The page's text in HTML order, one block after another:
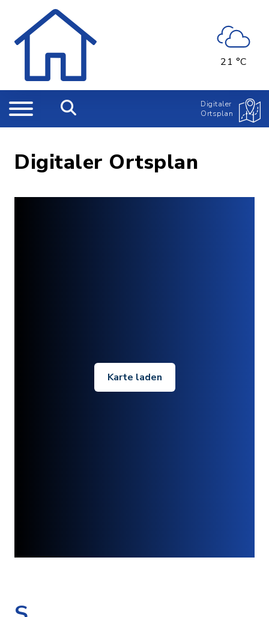
21 °C
Digitaler
Ortsplan
Digitaler Ortsplan
Karte laden